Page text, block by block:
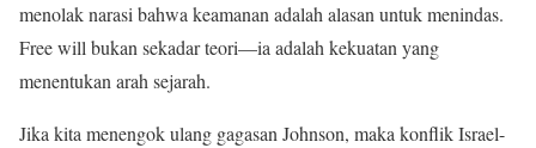
menolak narasi bahwa keamanan adalah alasan untuk menindas.
Free will bukan sekadar teori—ia adalah kekuatan yang
menentukan arah sejarah.
Jika kita menengok ulang gagasan Johnson, maka konflik Israel-